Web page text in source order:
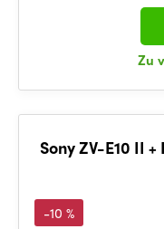
Zu
Sony ZV-E10 II
-10 %